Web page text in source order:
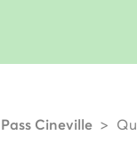
Cineville